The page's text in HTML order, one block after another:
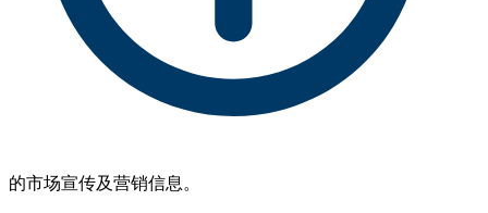
的市场宣传及营销信息。